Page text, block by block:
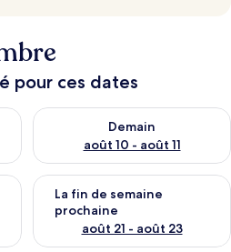
pour ces dates
soir août 9 - août 10
Demain
août 10 - août 11
Vérifier la disponibilité pour
fin de semaine août 14 -
La fin de semaine
prochaine
août 21 - août 23
Vérifier la disponibilité pour